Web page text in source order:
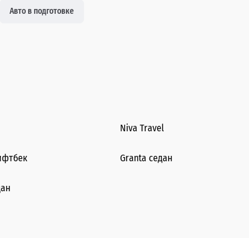
Авто в подготовке
Niva Travel
Granta седан